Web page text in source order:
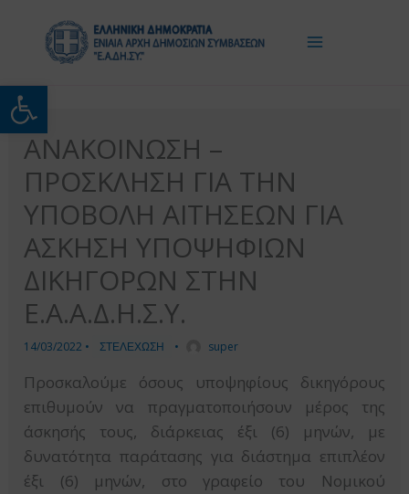
Ανοίξτε τη γραμμή
περιεχόμενο
ΑΝΑΚΟΙΝΩΣΗ –
ΠΡΟΣΚΛΗΣΗ ΓΙΑ ΤΗΝ
ΥΠΟΒΟΛΗ ΑΙΤΗΣΕΩΝ ΓΙΑ
ΑΣΚΗΣΗ ΥΠΟΨΗΦΙΩΝ
ΔΙΚΗΓΟΡΩΝ ΣΤΗΝ
Ε.Α.Α.Δ.Η.Σ.Υ.
14/03/2022 • ΣΤΕΛΕΧΩΣΗ • super
Προσκαλούμε όσους υποψηφίους δικηγόρους
επιθυμούν να πραγματοποιήσουν μέρος της
άσκησής τους, διάρκειας έξι (6) μηνών, με
δυνατότητα παράτασης για διάστημα επιπλέον
έξι (6) μηνών, στο
γραφείο του Νομικού